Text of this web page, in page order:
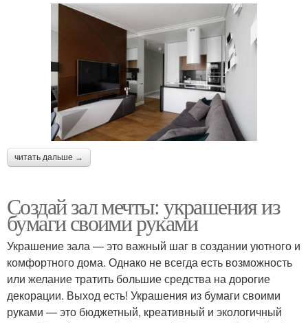
читать дальше →
Создай зал мечты: украшения из
бумаги своими руками
Украшение зала — это важный шаг в создании уютного и
комфортного дома. Однако не всегда есть возможность
или желание тратить большие средства на дорогие
декорации. Выход есть! Украшения из бумаги своими
руками — это бюджетный, креативный и экологичный